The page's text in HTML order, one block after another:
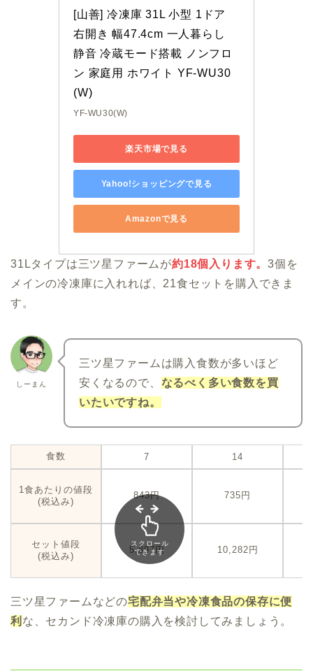
[山善] 冷凍庫 31L 小型 1ドア
右開き 幅47.4cm 一人暮らし
静音 冷蔵モード搭載 ノンフロ
ン 家庭用 ホワイト YF-WU30
(W)
YF-WU30(W)
楽天市場で見る
Yahoo!ショッピングで見る
Amazonで見る
31Lタイプは三ツ星ファームが約18個入ります。3個を
メインの冷凍庫に入れれば、21食セットを購入できま
す。
しーまん
三ツ星ファームは購入食数が多いほど
安くなるので、 なるべく多い食数を買
いたいですね。
食数 7 14
1食あたりの値段
(税込み)
843円 735円
セット値段
(税込み)
5,897円 10,282円
スクロール
できます
三ツ星ファームなどの宅配弁当や冷凍食品の保存に便
利 な、セカンド冷凍庫の購入を検討してみましょう。